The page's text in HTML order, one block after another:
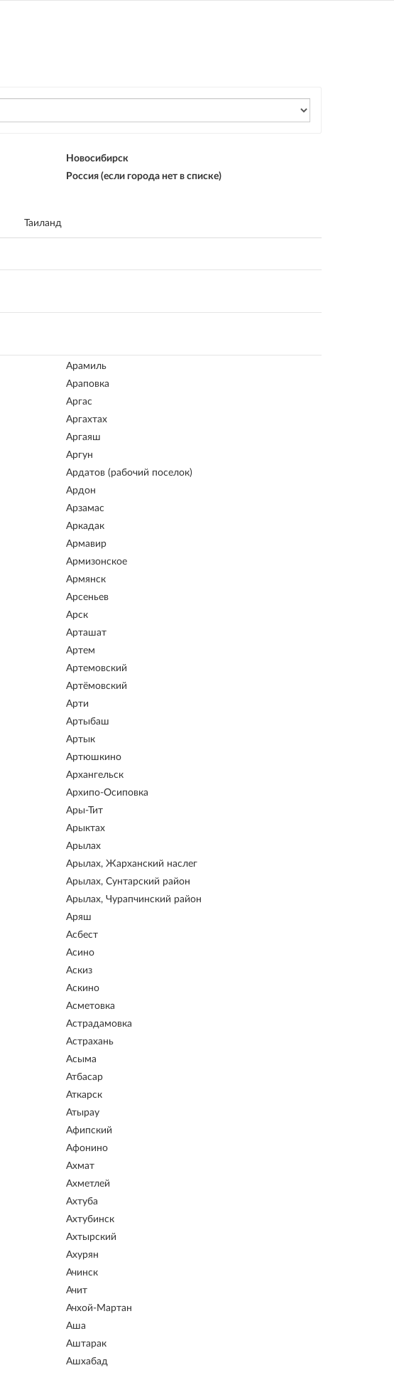
Новосибирск
Россия (если города нет в списке)
Таиланд
Арамиль
Араповка
Аргас
Аргахтах
Аргаяш
Аргун
Ардатов (рабочий поселок)
Ардон
Арзамас
Аркадак
Армавир
Армизонское
Армянск
Арсеньев
Арск
Арташат
Артем
Артемовский
Артёмовский
Арти
Артыбаш
Артык
Артюшкино
Архангельск
Архипо-Осиповка
Ары-Тит
Арыктах
Арылах
Арылах, Жарханский наслег
Арылах, Сунтарский район
Арылах, Чурапчинский район
Аряш
Асбест
Асино
Аскиз
Аскино
Асметовка
Астрадамовка
Астрахань
Асыма
Атбасар
Аткарск
Атырау
Афипский
Афонино
Ахмат
Ахметлей
Ахтуба
Ахтубинск
Ахтырский
Ахурян
Ачинск
Ачит
Ачхой-Мартан
Аша
Аштарак
Ашхабад